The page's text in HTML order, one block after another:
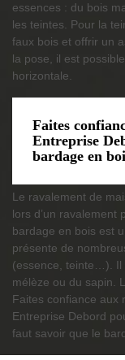
essences : du bois
les teintes. Pour la
faux bois et offrir un
la pose, il est
horizontale.
Faites
Entreprise
bardage en
Le ravalement de
lors d’un ravalement
bardage en bois est
présente de
(essence, teinte…). Il
mélèze ou du sapin.
Faites confiance aux
Entreprise Debord
faut savoir que le